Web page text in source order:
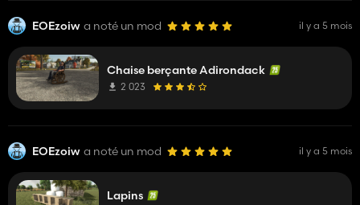
EOEzoiw a noté un mod il y a 5 mois
Chaise berçante Adirondack
2 023
EOEzoiw a noté un mod il y a 5 mois
Lapins